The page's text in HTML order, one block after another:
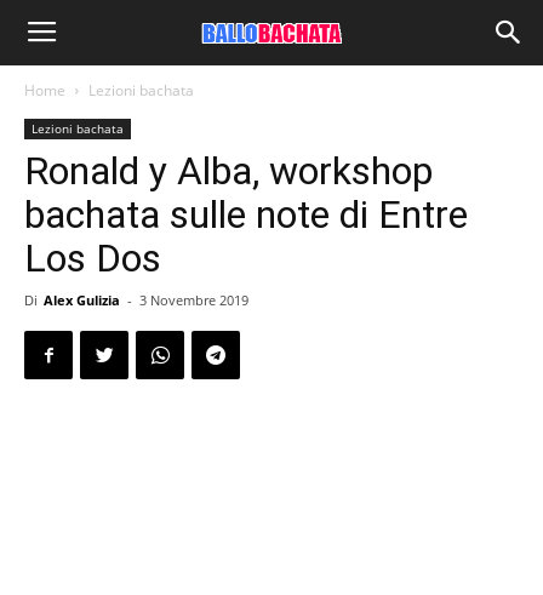
Home Lezioni bachata
Lezioni bachata
Ronald y Alba, workshop
bachata sulle note di Entre
Los Dos
Di Alex Gulizia - 3 Novembre 2019